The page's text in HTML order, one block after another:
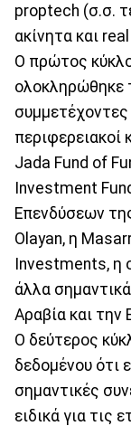
proptech (σ.σ.
ακίνητα και
Ο πρώτος
ολοκληρώθηκε
περιφερειακοί
Jada Fund of
Investment
Επενδύσεων
Olayan, η
Investments, η
άλλα
Αραβία και την
Ο δεύτερος
δεδομένου ότι
σημαντικές
ειδικά για τις